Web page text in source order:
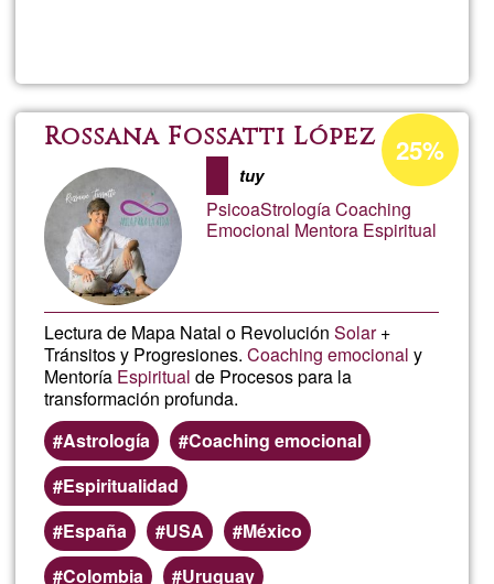
Arantza
Rossana Fossatti López
tuy
PsicoaStrología Coaching
Emocional Mentora Espiritual
Lectura de Mapa Natal o RevoluciónSolar+
Tránsitos y Progresiones.Coaching emocional y
Mentoría Espiritual de Procesos para la
transformación profunda.
Astrología
Coaching emocional
Espiritualidad
España
USA
México
Colombia
Uruguay
Porcentaje
de
aceptación
de
25%